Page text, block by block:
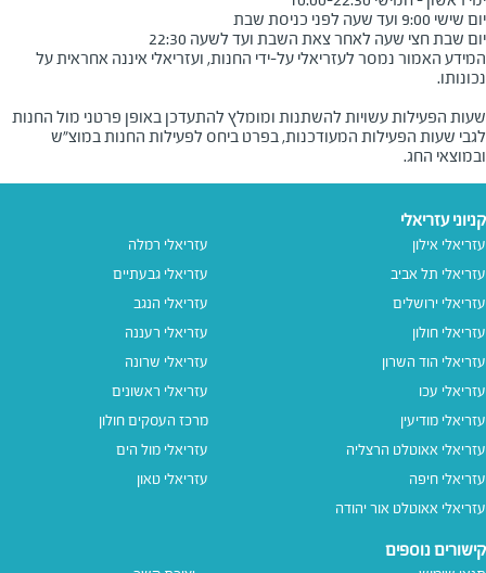
יום שבת חצי שעה לאחר צאת השבת ועד לשעה 22:30
המידע האמור נמסר לעזריאלי על-ידי החנות, ועזריאלי איננה אחראית על
שעות הפעילות עשויות להשתנות ומומלץ להתעדכן באופן פרטני מול החנות
לגבי שעות הפעילות המעודכנות, בפרט ביחס לפעילות החנות במוצ"ש
ובמוצאי החג.
קניוני עזריאלי
עזריאלי אילון
עזריאלי תל אביב
עזריאלי ירושלים
עזריאלי חולון
עזריאלי הוד השרון
עזריאלי עכו
עזריאלי מודיעין
עזריאלי אאוטלט הרצליה
עזריאלי חיפה
עזריאלי אאוטלט אור יהודה
עזריאלי רמלה
עזריאלי גבעתיים
עזריאלי הנגב
עזריאלי רעננה
עזריאלי שרונה
עזריאלי ראשונים
מרכז העסקים חולון
עזריאלי מול הים
עזריאלי טאון
קישורים נוספים